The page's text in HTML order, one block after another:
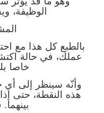
الوظيفة،
بالطبع كل هذا مع
عملك، في حالة
خاصا
وأنّه سينظر إلى
هذه النقطة، حتى